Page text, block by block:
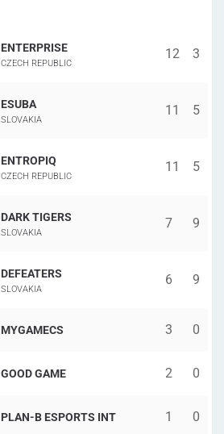
ENTERPRISE
CZECH REPUBLIC
12 3
ESUBA
SLOVAKIA
11 5
ENTROPIQ
CZECH REPUBLIC
11 5
DARK TIGERS
SLOVAKIA
7 9
DEFEATERS
SLOVAKIA
6 9
MYGAMECS 3 0
GOOD GAME 2 0
PLAN-B ESPORTS INT 1 0